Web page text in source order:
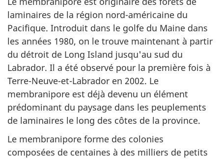
laminaires de la région nord-américaine du
Pacifique. Introduit dans le golfe du Maine dans
les années 1980, on le trouve maintenant à partir
du détroit de Long Island jusqu'au sud du
Labrador. Il a été observé pour la première fois à
Terre-Neuve-et-Labrador en 2002. Le
membranipore est déjà devenu un élément
prédominant du paysage dans les peuplements
de laminaires le long des côtes de la province.
Le membranipore forme des colonies
composées de centaines à des milliers de petits